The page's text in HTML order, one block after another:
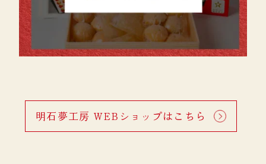
明石夢工房 WEBショップはこちら